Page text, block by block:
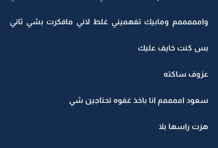
وامممممم ومابيك تفهميني غلط لاني مافكرت بشي ثاني
بس كنت خايف عليك
عزوف ساكته
سعود اممممم انا باخذ غفوه تحتاجين شي
هزت راسها بلا